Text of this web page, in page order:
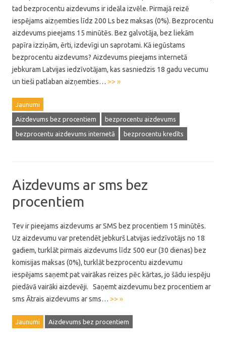
tad bezprocentu aizdevums ir ideāla izvēle. Pirmajā reizē
iespējams aizņemties līdz 200 Ls bez maksas (0%). Bezprocentu
aizdevums pieejams 15 minūtēs. Bez galvotāja, bez liekām
papīra izziņām, ērti, izdevīgi un saprotami. Kā iegūstams
bezprocentu aizdevums? Aizdevums pieejams internetā
jebkuram Latvijas iedzīvotājam, kas sasniedzis 18 gadu vecumu
un tieši patlaban aizņemties… >> »
Jaunumi
Aizdevums bez procentiem bezprocentu aizdevums
bezprocentu aizdevums internetā bezprocentu kredīts
Aizdevums ar sms bez
procentiem
Tev ir pieejams aizdevums ar SMS bez procentiem 15 minūtēs.
Uz aizdevumu var pretendēt jebkurš Latvijas iedzīvotājs no 18
gadiem, turklāt pirmais aizdevums līdz 500 eur (30 dienas) bez
komisijas maksas (0%), turklāt bezprocentu aizdevumu
iespējams saņemt pat vairākas reizes pēc kārtas, jo šādu iespēju
piedāvā vairāki aizdevēji. Saņemt aizdevumu bez procentiem ar
sms Ātrais aizdevums ar sms… >> »
Jaunumi Aizdevums bez procentiem